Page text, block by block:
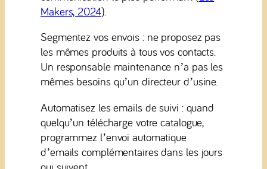
Makers, 2024).
Segmentez vos envois : ne proposez pas
les mêmes produits à tous vos contacts.
Un responsable maintenance n’a pas les
mêmes besoins qu’un directeur d’usine.
Automatisez les emails de suivi : quand
quelqu’un télécharge votre catalogue,
programmez l’envoi automatique
d’emails complémentaires dans les jours